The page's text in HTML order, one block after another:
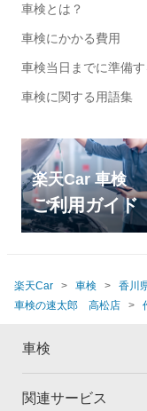
車検とは？
車検にかかる費用
車検当日までに準備す
車検に関する用語集
楽天Car 車検
ご利用ガイド
楽天Car 車検 香川
車検の速太郎 高松店
車検
トップ
関連サービス